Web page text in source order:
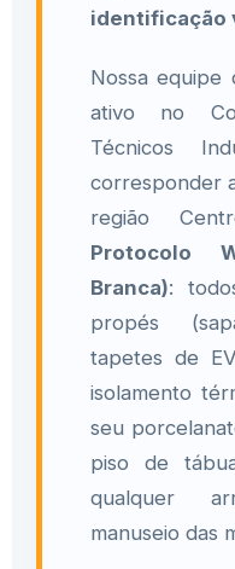
identificação
Nossa equipe
ativo no
Técnicos
corresponder
região
Protocolo
Branca):
propés
tapetes de
isolamento
seu
piso de
qualquer
manuseio das